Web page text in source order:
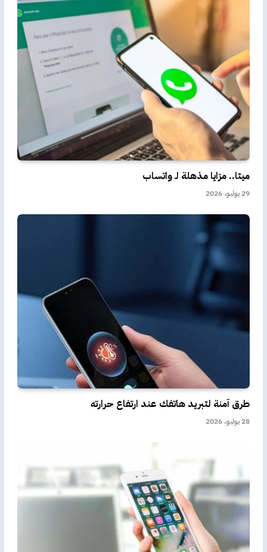
ميتا.. مزايا مذهلة لـ واتساب
29 يوليو، 2026
طرق آمنة لتبريد هاتفك عند ارتفاع حرارته
28 يوليو، 2026